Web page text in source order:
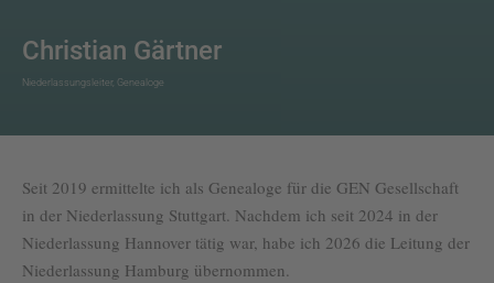
Christian Gärtner
Niederlassungsleiter, Genealoge
Seit 2019 ermittelte ich als Genealoge für die GEN Gesellschaft
in der Niederlassung Stuttgart. Nachdem ich seit 2024 in der
Niederlassung Hannover tätig war, habe ich 2026 die Leitung der
Niederlassung Hamburg übernommen.